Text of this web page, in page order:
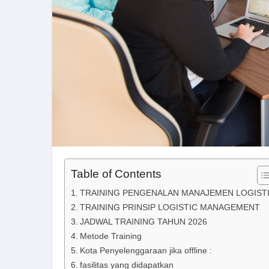
Table of Contents
TRAINING PENGENALAN MANAJEMEN
TRAINING PRINSIP LOGISTIC MANAGEMENT
JADWAL TRAINING TAHUN 2026
Metode Training
Kota Penyelenggaraan jika offline :
fasilitas yang didapatkan